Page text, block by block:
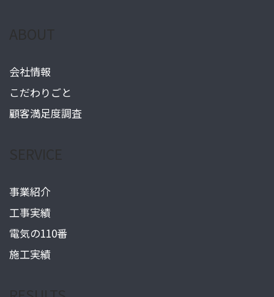
会社情報
こだわりごと
顧客満足度調査
事業紹介
工事実績
電気の110番
施工実績